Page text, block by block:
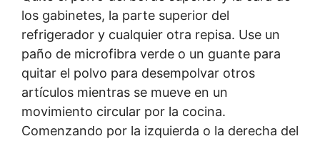
los gabinetes, la parte superior del
refrigerador y cualquier otra repisa. Use un
paño de microfibra verde o un guante para
quitar el polvo para desempolvar otros
artículos mientras se mueve en un
movimiento circular por la cocina.
Comenzando por la izquierda o la derecha del